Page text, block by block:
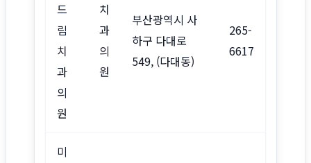
드
림
치
과
의
원
치
과
의
원
부산광역시 사
하구 다대로
549, (다대동)
265-
6617
미